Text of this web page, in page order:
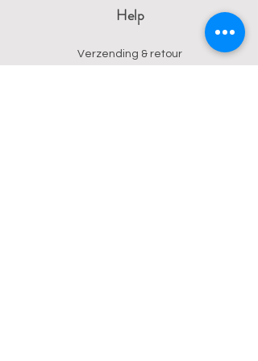
Help
Verzending & retour